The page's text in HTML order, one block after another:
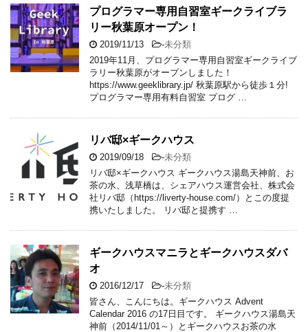
プログラマー専用自習室ギークライブラ
リー秋葉原オープン！
2019/11/13 -未分類
2019年11月、プログラマー専用自習室ギークライブ
ラリー秋葉原がオープンしました！
https://www.geeklibrary.jp/ 秋葉原駅から徒歩１分!
プログラマー専用有料自習室 プログ …
リバ邸×ギークハウス
2019/09/18 -未分類
リバ邸×ギークハウス ギークハウス湯島天神前、お
茶の水、浅草橋は、シェアハウス運営会社、株式会
社リバ邸（https://liverty-house.com/）とこの度提
携いたしました。 リバ邸と提携す …
ギークハウスマニラとギークハウスダバ
オ
2016/12/17 -未分類
皆さん、こんにちは。ギークハウス Advent
Calendar 2016 の17日目です。 ギークハウス湯島天
神前（2014/11/01～）とギークハウスお茶の水